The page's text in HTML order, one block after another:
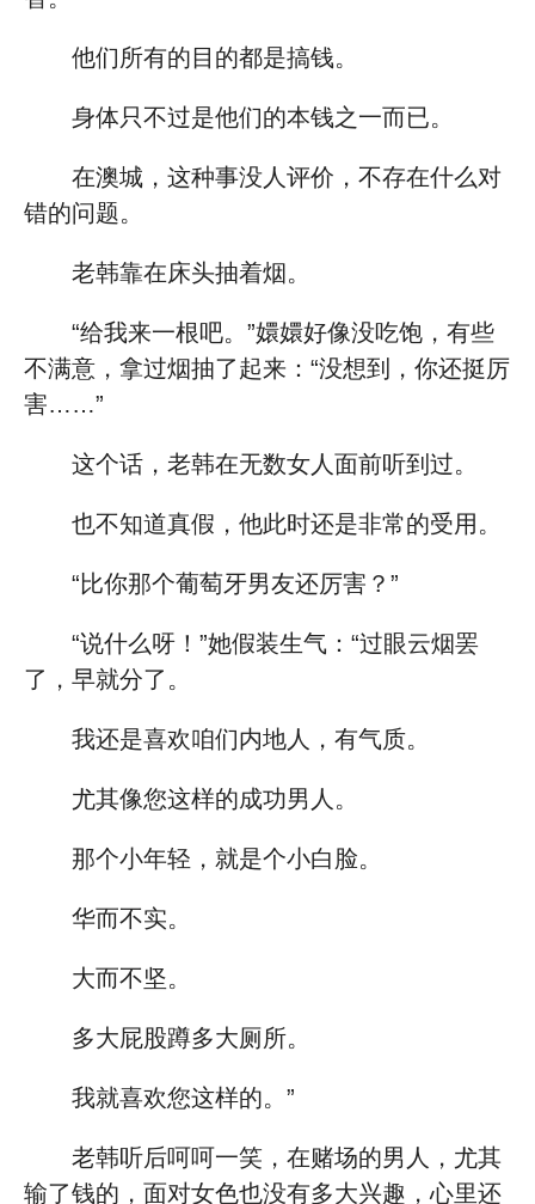
他们所有的目的都是搞钱。
身体只不过是他们的本钱之一而已。
在澳城，这种事没人评价，不存在什么对
错的问题。
老韩靠在床头抽着烟。
“给我来一根吧。”嬛嬛好像没吃饱，有些
不满意，拿过烟抽了起来：“没想到，你还挺厉
害……”
这个话，老韩在无数女人面前听到过。
也不知道真假，他此时还是非常的受用。
“比你那个葡萄牙男友还厉害？”
“说什么呀！”她假装生气：“过眼云烟罢
了，早就分了。
我还是喜欢咱们内地人，有气质。
尤其像您这样的成功男人。
那个小年轻，就是个小白脸。
华而不实。
大而不坚。
多大屁股蹲多大厕所。
我就喜欢您这样的。”
老韩听后呵呵一笑，在赌场的男人，尤其
输了钱的，面对女色也没有多大兴趣，心里还